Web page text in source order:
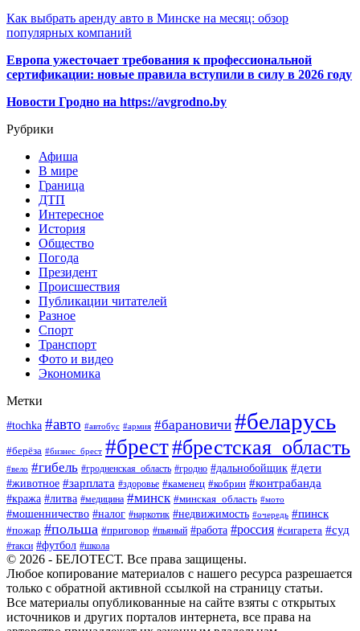
Как выбрать аренду авто в Минске на месяц: обзор
популярных компаний
Европа ужесточает требования к профессиональной
сертификации: новые правила вступили в силу в 2026 году
Новости Гродно на https://avgrodno.by
Рубрики
Афиша
В мире
Граница
ДТП
Интересное
История
Общество
Погода
Президент
Происшествия
Публикации читателей
Разное
Спорт
Транспорт
Фото и видео
Экономика
Метки
#tochka #авто #автобус #армия #барановичи #беларусь
#берёза #бизнес_брест #брест#брестская_область
#вело #гибель #гродненская_область #гродно #дальнобойщик #дети
#животное #зарплата #здоровье #каменец #кобрин #контрабанда
#кража #литва #медицина #минск #минская_область #мото
#мошенничество #налог #наркотик #недвижимость #очередь #пинск
#пожар #польша #приговор #пьяный #работа #россия #сигарета #суд
#такси #футбол #школа
© 2026 - БЕЛОТЕСТ. Все права защищены.
Любое копирование материалов с нашего ресурса разрешается
только с обратной активной ссылкой на страницу статьи.
Все материалы опубликованные на сайте взяты с открытых
источников и других порталов интернета, все права на